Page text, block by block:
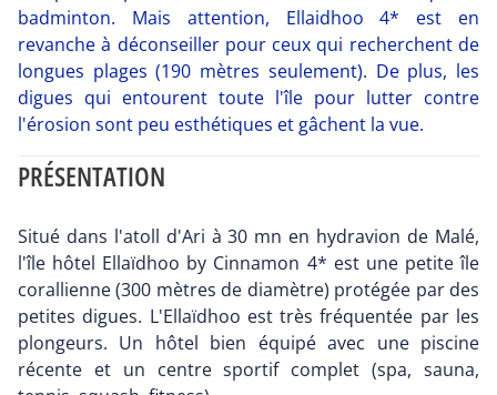
badminton. Mais attention, Ellaidhoo 4* est en
revanche à déconseiller pour ceux qui recherchent de
longues plages (190 mètres seulement). De plus, les
digues qui entourent toute l'île pour lutter contre
l'érosion sont peu esthétiques et gâchent la vue.
PRÉSENTATION
Situé dans l'atoll d'Ari à 30 mn en hydravion de Malé,
l'île hôtel Ellaïdhoo by Cinnamon 4* est une petite île
corallienne (300 mètres de diamètre) protégée par des
petites digues. L'Ellaïdhoo est très fréquentée par les
plongeurs. Un hôtel bien équipé avec une piscine
récente et un centre sportif complet (spa, sauna,